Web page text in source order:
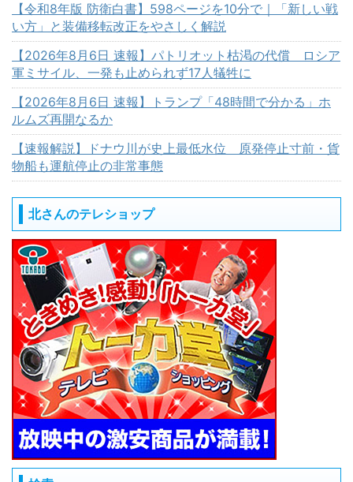
【令和8年版 防衛白書】598ページを10分で｜「新しい戦
い方」と装備移転改正をやさしく解説
【2026年8月6日 速報】パトリオット枯渇の代償 ロシア
軍ミサイル、一発も止められず17人犠牲に
【2026年8月6日 速報】トランプ「48時間で分かる」ホ
ルムズ再開なるか
【速報解説】ドナウ川が史上最低水位 原発停止寸前・貨
物船も運航停止の非常事態
北さんのテレショップ